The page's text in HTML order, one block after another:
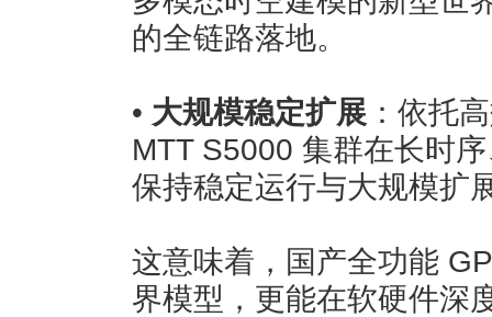
的全链路落地。
• 大规模稳定扩展 ：依托
MTT S5000 集群在长时
保持稳定运行与大规模扩
这意味着，国产全功能
界模型，更能在软硬件深